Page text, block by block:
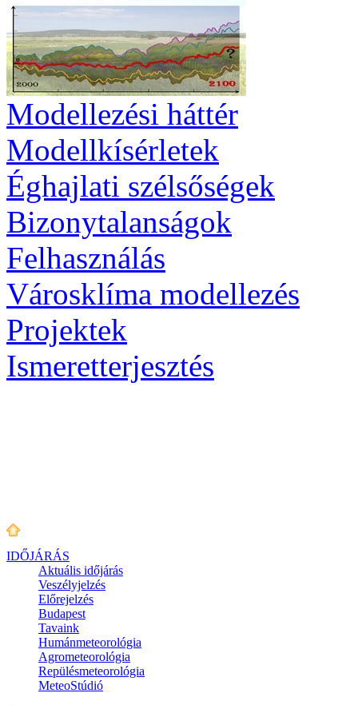
Modellezési háttér
Modellkísérletek
Éghajlati szélsőségek
Bizonytalanságok
Felhasználás
Városklíma modellezés
Projektek
Ismeretterjesztés
IDŐJÁRÁS
Aktuális időjárás
Veszélyjelzés
Előrejelzés
Budapest
Tavaink
Humánmeteorológia
Agrometeorológia
Repülésmeteorológia
MeteoStúdió